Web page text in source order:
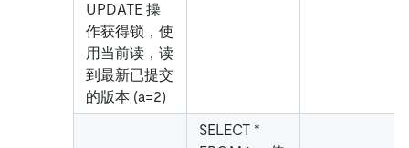
UPDATE 操
作获得锁，使
用当前读，读
到最新已提交
的版本 (a=2)
SELECT *